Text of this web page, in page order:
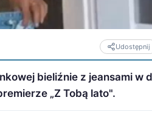
Udostępnij
bieliźnie z jeansami w
„Z Tobą lato".